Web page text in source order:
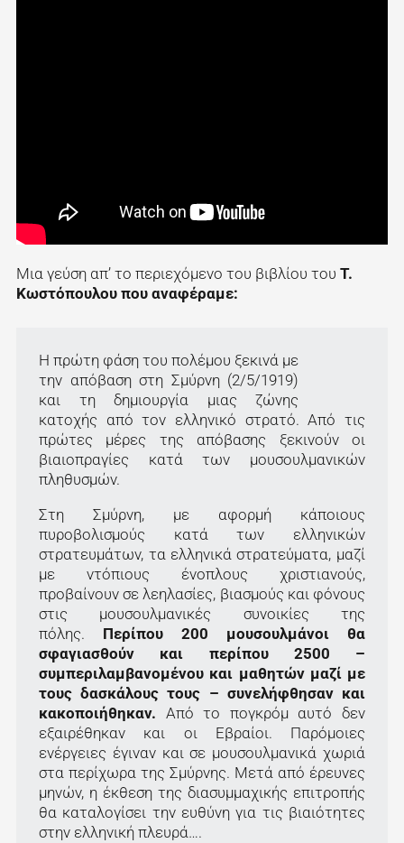
Mια γεύση απ’ το περιεχόμενο του βιβλίου του Τ.
Κωστόπουλου που αναφέραμε:
Η πρώτη φάση του πολέμου ξεκινά με
την απόβαση στη Σμύρνη (2/5/1919)
και τη δημιουργία μιας ζώνης
κατοχής από τον ελληνικό στρατό. Από τις
πρώτες μέρες της απόβασης ξεκινούν οι
βιαιοπραγίες κατά των μουσουλμανικών
πληθυσμών.
Στη Σμύρνη, με αφορμή κάποιους
πυροβολισμούς κατά των ελληνικών
στρατευμάτων, τα ελληνικά στρατεύματα, μαζί
με ντόπιους ένοπλους χριστιανούς,
προβαίνουν σε λεηλασίες, βιασμούς και φόνους
στις μουσουλμανικές συνοικίες της
πόλης. Περίπου 200 μουσουλμάνοι θα
σφαγιασθούν και περίπου 2500 –
συμπεριλαμβανομένου και μαθητών μαζί με
τους δασκάλους τους – συνελήφθησαν και
κακοποιήθηκαν. Από το πογκρόμ αυτό δεν
εξαιρέθηκαν και οι Εβραίοι. Παρόμοιες
ενέργειες έγιναν και σε μουσουλμανικά χωριά
στα περίχωρα της Σμύρνης. Μετά από έρευνες
μηνών, η έκθεση της διασυμμαχικής επιτροπής
θα καταλογίσει την ευθύνη για τις βιαιότητες
στην ελληνική πλευρά….